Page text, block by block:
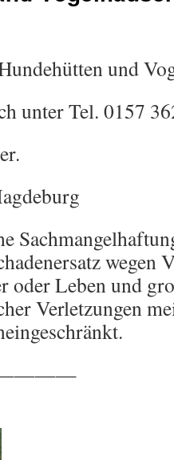
und
unter Tel. 0157
wegen
oder Leben und
Verletzungen